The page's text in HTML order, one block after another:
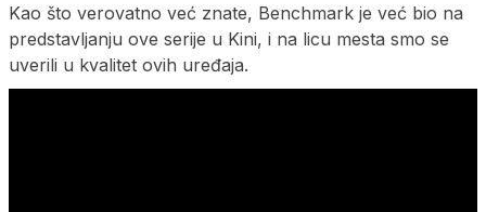
Kao što verovatno već znate, Benchmark je već bio na
predstavljanju ove serije u Kini, i na licu mesta smo se
uverili u kvalitet ovih uređaja.